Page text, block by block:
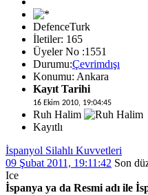
DefenceTurk
İletiler: 165
Üyeler No :1551
Durumu:Çevrimdışı
Konumu: Ankara
Kayıt Tarihi
16 Ekim 2010, 19:04:45
Ruh Halim
Kayıtlı
İspanyol Silahlı Kuvvetleri
09 Şubat 2011, 19:11:42 Son
Ice
İspanya ya da Resmi adı ile